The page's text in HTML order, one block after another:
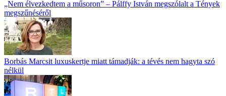
„Nem élvezkedtem a műsoron” – Pálffy István megszólalt a Tények
megszűnéséről
Borbás Marcsit luxuskertje miatt támadják: a tévés nem hagyta szó
nélkül